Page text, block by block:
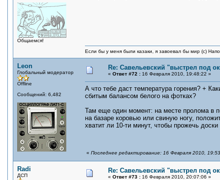
Общаемся!
Если бы у меня были казаки, я завоевал бы мир (с)
Leon
Глобальный модератор
Offline
Сообщений: 6,482
Re: Савельевский "выстрел под
« Ответ #72 : 16 Февраля 2010, 19:48:22 »
А что тебе даст температура горения? +
сбитым балансом белого на фотках?
Там еще один момент: на месте пролома в
на базаре коровью или свиную ногу,
хватит ли 10-ти минут, чтобы прожечь
« Последнее редактирование: 16 Февраля 2010,
Radi
ДСП
Re: Савельевский "выстрел под
« Ответ #73 : 16 Февраля 2010, 20:07:06 »